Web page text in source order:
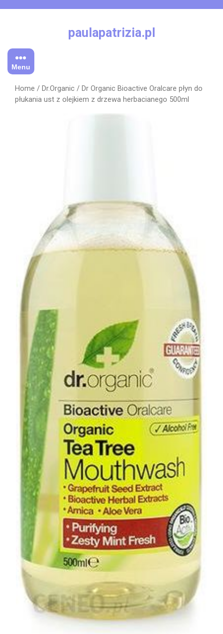
paulapatrizia.pl
Menu
Home / Dr.Organic / Dr Organic Bioactive Oralcare płyn do
płukania ust z olejkiem z drzewa herbacianego 500ml